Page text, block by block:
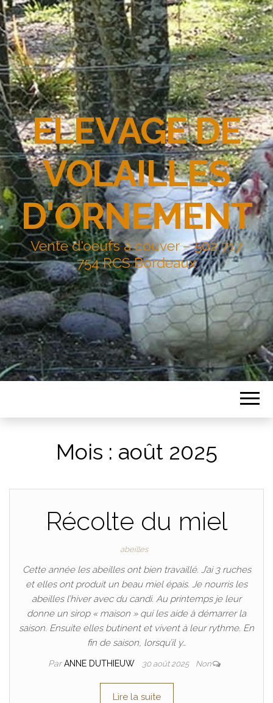
ELEVAGE DE
VOLAILLES
D'ORNEMENT
Vente d'oeufs à couver – 502 717
754 RCS Bordeaux
Mois : août 2025
Récolte du miel
abeilles
Cette année les abeilles ont bien travaillé. J’ai 3 ruches
et elles ont produit un beau miel épais. Je nourris les
abeilles l’hiver avec du candi. Au printemps je leur
donne un sirop « maison » qui les aide à démarrer la
saison. Ensuite elles butinent et vivent à leur rythme. En
fin de saison, lorsqu’il y…
ParANNE DUTHIEUW 30 août 2025 Non
Lire la suite